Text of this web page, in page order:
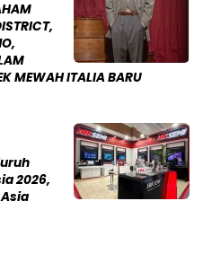
MEWAH ITALIA BARU
2026,